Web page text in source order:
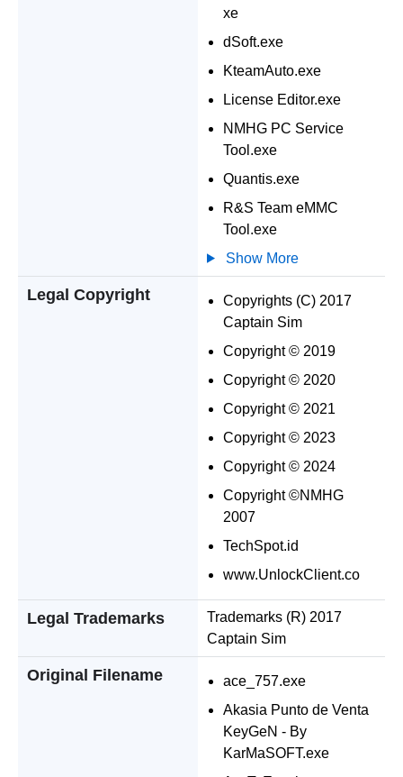
xe
dSoft.exe
KteamAuto.exe
License Editor.exe
NMHG PC Service
Tool.exe
Quantis.exe
R&S Team eMMC
Tool.exe
Show More
Legal Copyright
Copyrights (C) 2017
Captain Sim
Copyright © 2019
Copyright © 2020
Copyright © 2021
Copyright © 2023
Copyright © 2024
Copyright ©NMHG
2007
TechSpot.id
www.UnlockClient.co
Legal Trademarks
Trademarks (R) 2017
Captain Sim
Original Filename
ace_757.exe
Akasia Punto de Venta
KeyGeN - By
KarMaSOFT.exe